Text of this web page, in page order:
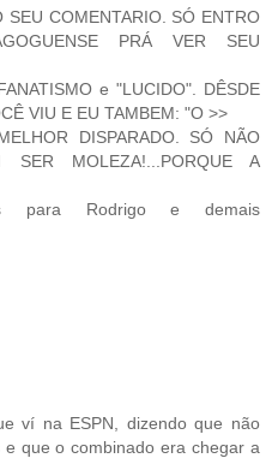
SEU COMENTARIO. SÓ ENTRO
PRÁ VER SEU
e "LUCIDO". DÊSDE
VIU E EU TAMBEM: "O >>
DISPARADO. SÓ NÃO
SER MOLEZA!...PORQUE A
para Rodrigo e demais
ví na ESPN, dizendo que não
que o combinado era chegar a